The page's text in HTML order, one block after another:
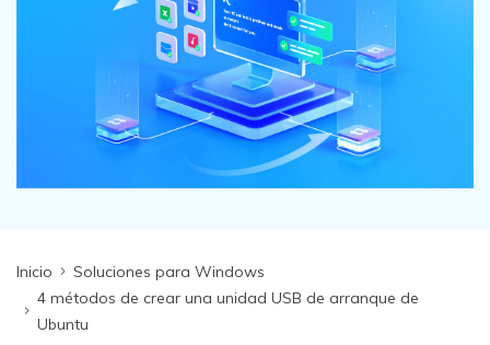
Pruébalo Gratis
Otros Productos
Repairit - Reparar Datos
Inicio
Soluciones para Windows
4 métodos de crear una unidad USB de arranque de
Ubuntu